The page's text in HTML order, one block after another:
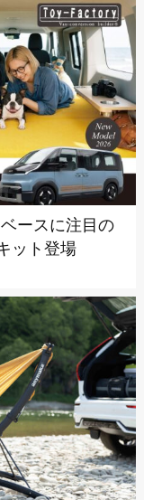
ースに注目の
ット登場